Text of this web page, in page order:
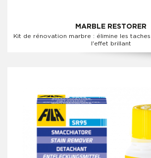
MARBLE RESTORER
Kit de rénovation marbre : élimine les
l'effet brillant